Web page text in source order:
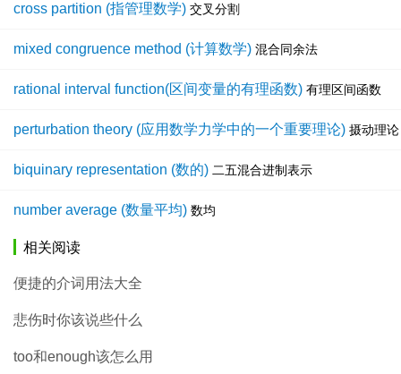
cross partition (指管理数学) 交叉分割
mixed congruence method (计算数学) 混合同余法
rational interval function(区间变量的有理函数) 有理区间函数
perturbation theory (应用数学力学中的一个重要理论) 摄动理论
biquinary representation (数的) 二五混合进制表示
number average (数量平均) 数均
相关阅读
便捷的介词用法大全
悲伤时你该说些什么
too和enough该怎么用